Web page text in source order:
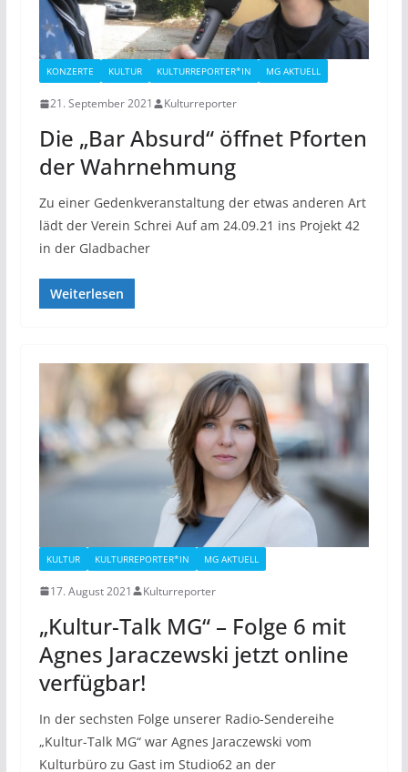
KONZERTE KULTUR KULTURREPORTER*IN MG AKTUELL
21. September 2021 Kulturreporter
Die „Bar Absurd“ öffnet Pforten
der Wahrnehmung
Zu einer Gedenkveranstaltung der etwas anderen Art
lädt der Verein Schrei Auf am 24.09.21 ins Projekt 42
in der Gladbacher
Weiterlesen
KULTUR KULTURREPORTER*IN MG AKTUELL
17. August 2021 Kulturreporter
„Kultur-Talk MG“ – Folge 6 mit
Agnes Jaraczewski jetzt online
verfügbar!
In der sechsten Folge unserer Radio-Sendereihe
„Kultur-Talk MG“ war Agnes Jaraczewski vom
Kulturbüro zu Gast im Studio62 an der